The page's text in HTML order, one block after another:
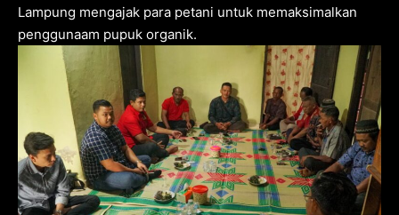
Lampung mengajak para petani untuk memaksimalkan
penggunaam pupuk organik.